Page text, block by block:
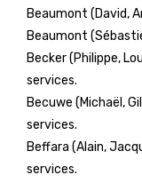
Beaumont (David,
Beaumont
Becker (Philippe,
services.
Becuwe (Michaël,
services.
Beffara (Alain,
services.